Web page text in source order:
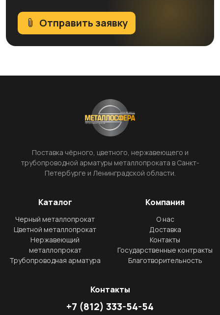
Отправить заявку
Поставка чёрного, цветного, нержавеющего и
трубопроводной арматуры металлопроката в Санкт-
Петербурге и Ленинградской области.
Каталог
Черный металлопрокат
Цветной металлопрокат
Нержавеющий
металлопрокат
Трубопроводная арматура
Компания
О нас
Доставка
Контакты
Государственные контракты
Благотворительность
Контакты
+7 (812) 333-54-54